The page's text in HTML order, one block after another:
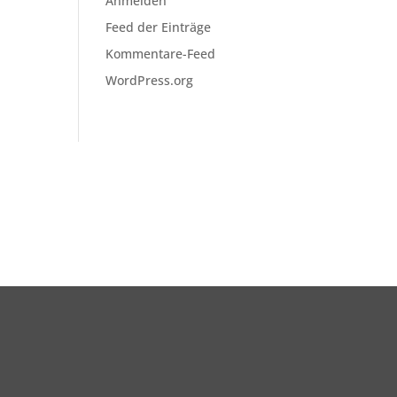
Feed der Einträge
Kommentare-Feed
WordPress.org